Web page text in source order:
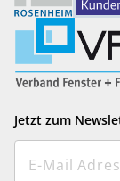
Jetzt zum